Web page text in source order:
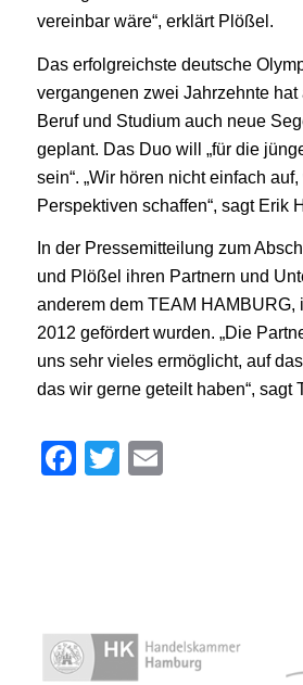
vereinbar wäre“, erklärt Plößel.
Das erfolgreichste deutsche
vergangenen zwei Jahrzehnte hat
Beruf und Studium auch neue
geplant. Das Duo will „für die
sein“. „Wir hören nicht einfach
Perspektiven schaffen“, sagt Erik
In der Pressemitteilung zum
und Plößel ihren Partnern und
anderem dem TEAM HAMBURG,
2012 gefördert wurden. „Die
uns sehr vieles ermöglicht, auf
das wir gerne geteilt haben“, sagt
Facebook
Twitter